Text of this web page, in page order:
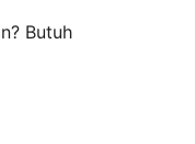
Butuh